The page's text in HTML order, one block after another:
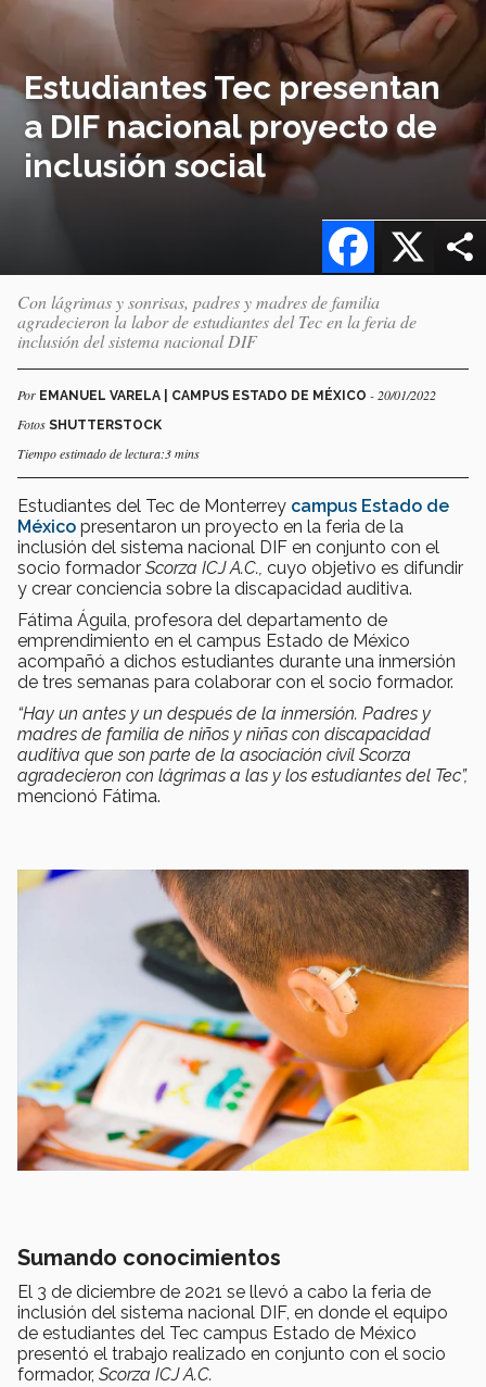
Estudiantes Tec presentan
a DIF nacional proyecto de
inclusión social
X
Facebook
Con lágrimas y sonrisas, padres y madres de familia
agradecieron la labor de estudiantes del Tec en la feria de
inclusión del sistema nacional DIF
Por EMANUEL VARELA | CAMPUS ESTADO DE MÉXICO - 20/01/2022
Fotos SHUTTERSTOCK
Tiempo estimado de lectura:3 mins
Estudiantes del Tec de Monterrey campus Estado de
México presentaron un proyecto en la feria de la
inclusión del sistema nacional DIF en conjunto con el
socio formador Scorza ICJ A.C., cuyo objetivo es difundir
y crear conciencia sobre la discapacidad auditiva.
Fátima Águila, profesora del departamento de
emprendimiento en el campus Estado de México
acompañó a dichos estudiantes durante una inmersión
de tres semanas para colaborar con el socio formador.
“Hay un antes y un después de la inmersión. Padres y
madres de familia de niños y niñas con discapacidad
auditiva que son parte de la asociación civil Scorza
agradecieron con lágrimas a las y los estudiantes del Tec”,
mencionó Fátima.
Sumando conocimientos
El 3 de diciembre de 2021 se llevó a cabo la feria de
inclusión del sistema nacional DIF, en donde el equipo
de estudiantes del Tec campus Estado de México
presentó el trabajo realizado en conjunto con el socio
formador, Scorza ICJ A.C.